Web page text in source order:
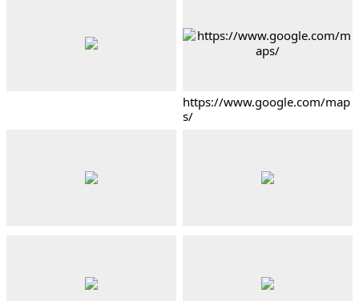
https://www.google.com/map
s/